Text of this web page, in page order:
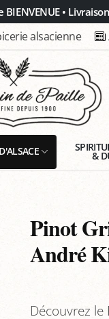
•
alsacienne
&
Pinot
André
Découvrez